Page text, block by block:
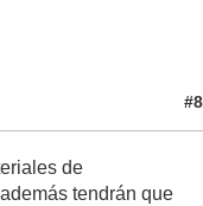
#8
de
tendrán que